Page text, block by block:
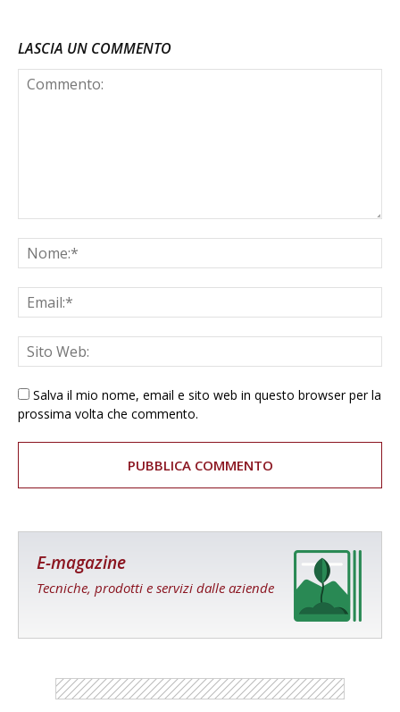
LASCIA UN COMMENTO
Salva il mio nome, email e sito web in questo browser per la
prossima volta che commento.
E-magazine
Tecniche, prodotti e servizi dalle aziende